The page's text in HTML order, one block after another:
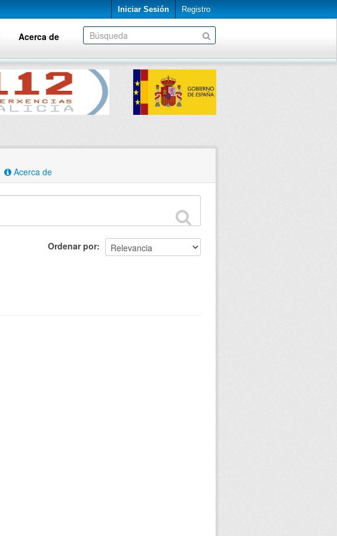
Iniciar Sesión Registro
Acerca de
Acerca de
Ordenar por